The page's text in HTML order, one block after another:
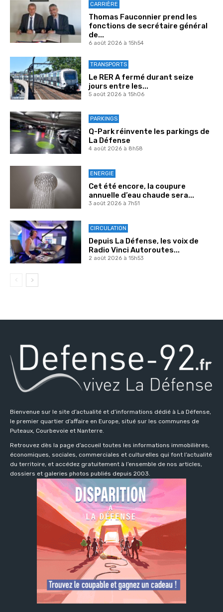
CARRIÈRE
Thomas Fauconnier prend les
fonctions de secrétaire général
de...
6 août 2026 à 15h54
TRANSPORTS
Le RER A fermé durant seize
jours entre les...
5 août 2026 à 15h06
PARKINGS
Q-Park réinvente les parkings de
La Défense
4 août 2026 à 8h58
ENERGIE
Cet été encore, la coupure
annuelle d’eau chaude sera...
3 août 2026 à 7h51
CIRCULATION
Depuis La Défense, les voix de
Radio Vinci Autoroutes...
2 août 2026 à 15h53
Bienvenue sur le site d’actualité et d’informations dédié à La Défense,
le premier quartier d’affaire en Europe, situé sur les communes de
Puteaux, Courbevoie et Nanterre.
Retrouvez dès la page d’accueil toutes les informations immobilières,
économiques, sociales, commerciales et culturelles qui font l’actualité
du territoire, et accédez gratuitement à l’ensemble de nos articles,
dossiers et galeries photos publiés depuis 2003.